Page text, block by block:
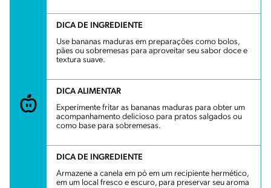
DICA DE INGREDIENTE
Use bananas maduras em preparações como bolos,
pães ou sobremesas para aproveitar seu sabor doce e
textura suave.
DICA ALIMENTAR
Experimente fritar as bananas maduras para obter um
acompanhamento delicioso para pratos salgados ou
como base para sobremesas.
DICA DE INGREDIENTE
Armazene a canela em pó em um recipiente hermético,
em um local fresco e escuro, para preservar seu aroma